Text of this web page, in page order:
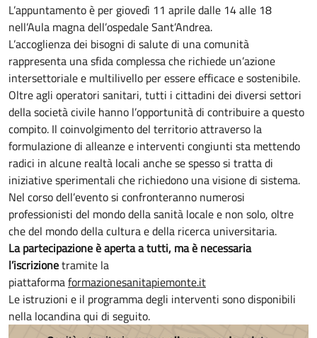
L’appuntamento è per giovedì 11 aprile dalle 14 alle 18
nell’Aula magna dell’ospedale Sant’Andrea.
L’accoglienza dei bisogni di salute di una comunità
rappresenta una sfida complessa che richiede un’azione
intersettoriale e multilivello per essere efficace e sostenibile.
Oltre agli operatori sanitari, tutti i cittadini dei diversi settori
della società civile hanno l’opportunità di contribuire a questo
compito. Il coinvolgimento del territorio attraverso la
formulazione di alleanze e interventi congiunti sta mettendo
radici in alcune realtà locali anche se spesso si tratta di
iniziative sperimentali che richiedono una visione di sistema.
Nel corso dell’evento si confronteranno numerosi
professionisti del mondo della sanità locale e non solo, oltre
che del mondo della cultura e della ricerca universitaria.
La partecipazione è aperta a tutti, ma è necessaria
l’iscrizionetramite la
piattaformaformazionesanitapiemonte.it
Le istruzioni e il programma degli interventi sono disponibili
nella locandina qui di seguito.